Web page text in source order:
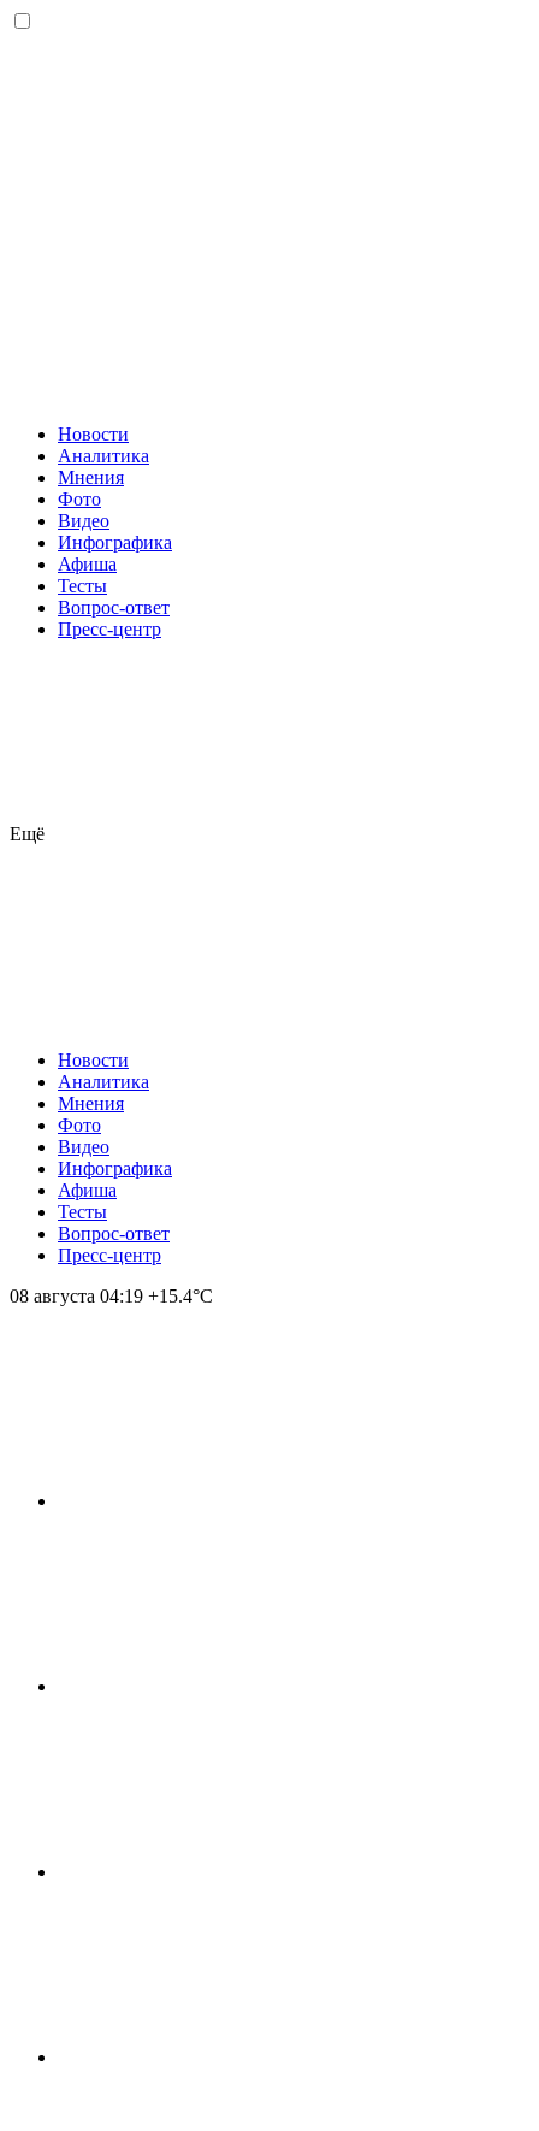
Новости
Аналитика
Мнения
Фото
Видео
Инфографика
Афиша
Тесты
Вопрос-ответ
Пресс-центр
Ещё
Новости
Аналитика
Мнения
Фото
Видео
Инфографика
Афиша
Тесты
Вопрос-ответ
Пресс-центр
08 августа 04:19 +15.4°С